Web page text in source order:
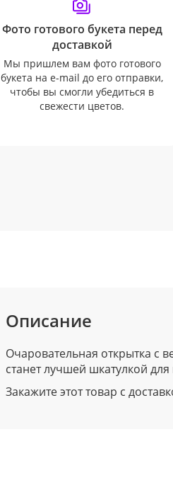
Фото готового букета перед
доставкой
Мы пришлем вам фото готового
букета на e-mail до его отправки,
чтобы вы смогли убедиться в
свежести цветов.
Описание
Очаровательная открытка с
станет лучшей шкатулкой
Закажите этот товар с